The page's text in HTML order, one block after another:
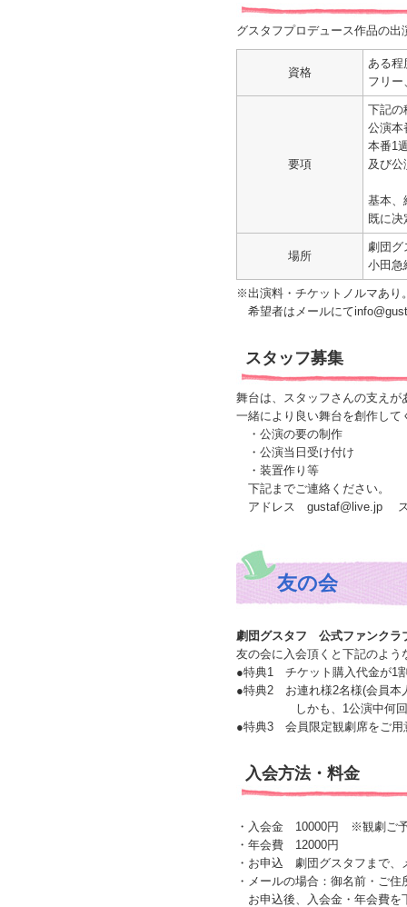
グスタフプロデュース作品の出
資格
ある程
フリー
要項
下記の
公演本
本番1
及び公
基本、
既に决
場所
劇団
小田
※出演料・チケットノルマあ
希望者はメールにて
スタッフ募集
舞台は、スタッフさんの支え
一緒により良い舞台を創作して
・公演の要の制作
・公演当日受け付け
・装置作り等
下記までご連絡ください。
アドレス gustaf@live.jp ス
友の会
劇団グスタフ 公式ファンクラ
友の会に入会頂くと下記のよう
●特典1 チケット購入代金が1
●特典2 お連れ様2名様(会員本
しかも、1公演中何回観
●特典3 会員限定観劇席をご用
入会方法・料金
・入会金 10000円 ※観劇ご
・年会費 12000円
・お申込 劇団グスタフまで、
・メールの場合：御名前・ご
お申込後、入会金・年会費を